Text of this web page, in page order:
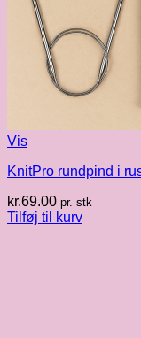
Vis
KnitPro rundpind i
kr.69.00 pr. stk
Tilføj til kurv